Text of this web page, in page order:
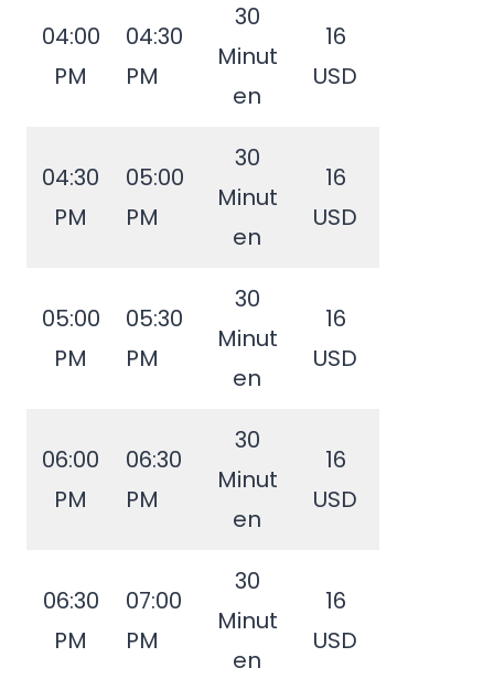
04:00
PM
04:30
PM
30
Minut
en
16
USD
04:30
PM
05:00
PM
30
Minut
en
16
USD
05:00
PM
05:30
PM
30
Minut
en
16
USD
06:00
PM
06:30
PM
30
Minut
en
16
USD
06:30
PM
07:00
PM
30
Minut
en
16
USD